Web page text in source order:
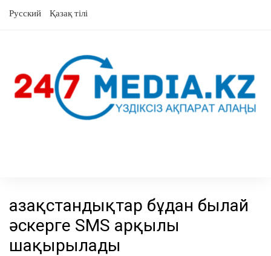
Русский Қазақ тілі
Қазақстандықтар бұдан былай
әскерге SMS арқылы
шақырылады